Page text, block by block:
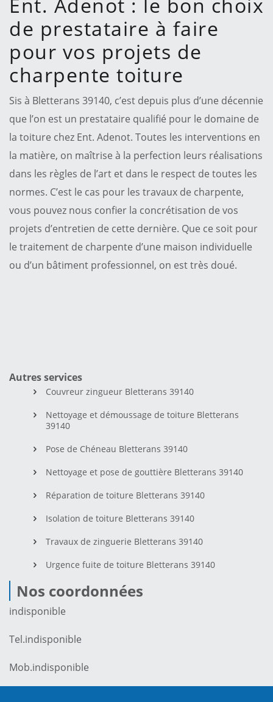
de prestataire à faire
pour vos projets de
charpente toiture
Sis à Bletterans 39140, c’est depuis plus d’une décennie
que l’on est un prestataire qualifié pour le domaine de
la toiture chez Ent. Adenot. Toutes les interventions en
la matière, on maîtrise à la perfection leurs réalisations
dans les règles de l’art et dans le respect de toutes les
normes. C’est le cas pour les travaux de charpente,
vous pouvez nous confier la concrétisation de vos
projets d’entretien de cette dernière. Que ce soit pour
le traitement de charpente d’une maison individuelle
ou d’un bâtiment professionnel, on est très doué.
Autres services
Couvreur zingueur Bletterans 39140
Nettoyage et démoussage de toiture Bletterans
39140
Pose de Chéneau Bletterans 39140
Nettoyage et pose de gouttière Bletterans 39140
Réparation de toiture Bletterans 39140
Isolation de toiture Bletterans 39140
Travaux de zinguerie Bletterans 39140
Urgence fuite de toiture Bletterans 39140
Nos coordonnées
indisponible
Tel.indisponible
Mob.indisponible